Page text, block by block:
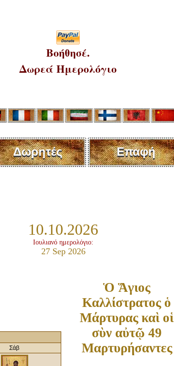
Βοήθησέ.
Δωρεά Ημερολόγιο
Δωρητές Επαφή
10.10.2026
Ιουλιανό ημερολόγιο:
27 Sep 2026
Ὁ Ἅγιος
Καλλίστρατος ὁ
Μάρτυρας καὶ οἱ
σὺν αὐτῷ 49
Μαρτυρήσαντες
Σάβ